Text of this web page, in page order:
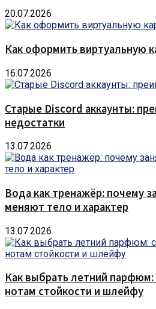
20.07.2026
Как оформить виртуальную
16.07.2026
Старые Discord аккаунты:
недостатки
13.07.2026
Вода как тренажёр: почему
меняют тело и характер
13.07.2026
Как выбрать летний
нотам стойкости и шлейфу